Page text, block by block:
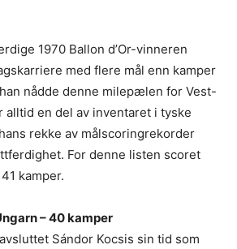
1970 Ballon d’Or-vinneren
med flere mål enn kamper
nådde denne milepælen for Vest-
alltid en del av inventaret i tyske
rekke av målscoringrekorder
For denne listen scoret
kamper.
– 40 kamper
Sándor Kocsis sin tid som